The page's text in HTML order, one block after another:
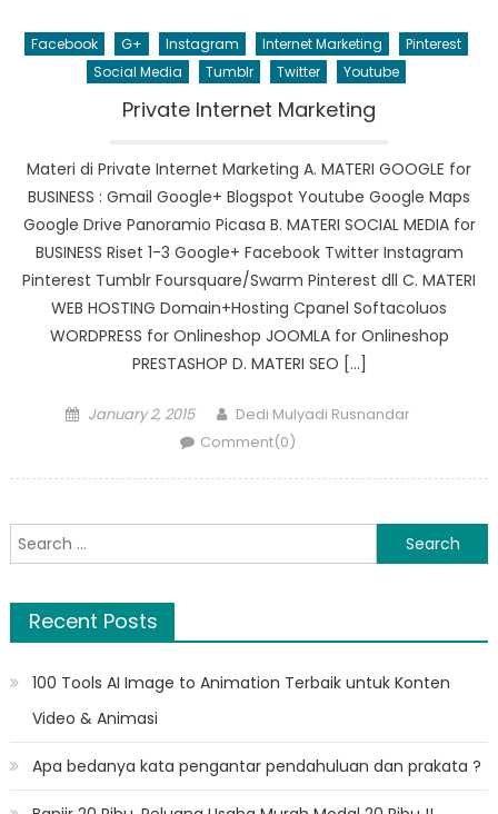
Facebook G+ Instagram Internet Marketing
Pinterest
Social Media
Tumblr Twitter Youtube
Private Internet Marketing
Materi di Private Internet Marketing A. MATERI GOOGLE for
BUSINESS : Gmail Google+ Blogspot Youtube Google Maps
Google Drive Panoramio Picasa B. MATERI SOCIAL MEDIA for
BUSINESS Riset 1-3 Google+ Facebook Twitter Instagram
Pinterest Tumblr Foursquare/Swarm Pinterest dll C. MATERI
WEB HOSTING Domain+Hosting Cpanel Softacoluos
WORDPRESS for Onlineshop JOOMLA for Onlineshop
PRESTASHOP D. MATERI SEO […]
Posted
January 2, 2015 Author
Dedi Mulyadi Rusnandar
Comment(0)
Search
for:
Recent Posts
100 Tools AI Image to Animation Terbaik untuk Konten
Video & Animasi
Apa bedanya kata pengantar pendahuluan dan prakata ?